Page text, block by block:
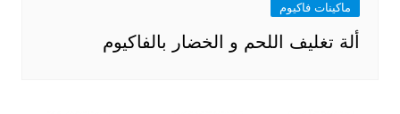
ماكينات فاكيوم
ألة تغليف اللحم و الخضار بالفاكيوم